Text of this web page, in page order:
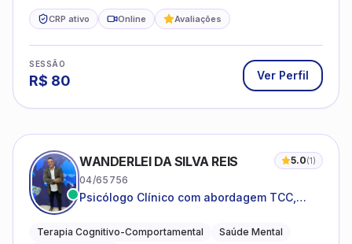
CRP ativo Online Avaliações
SESSÃO
R$ 80 Ver Perfil
WANDERLEI DA SILVA REIS 5.0(1)
04/65756
Psicólogo Clínico com abordagem TCC,
sistêmica
Terapia Cognitivo-Comportamental
Saúde Mental